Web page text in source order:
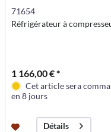
71654
Réfrigérateur à
1 166,00 € *
Cet article sera
en 8 jours
Détails